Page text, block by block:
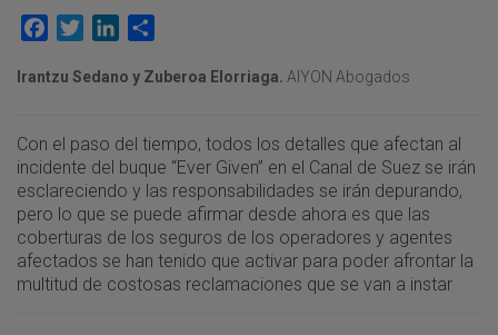
Facebook
TwitterLinkedIn
Irantzu Sedano y Zuberoa Elorriaga. AIYON Abogados
Con el paso del tiempo, todos los detalles que afectan al
incidente del buque “Ever Given” en el Canal de Suez se irán
esclareciendo y las responsabilidades se irán depurando,
pero lo que se puede afirmar desde ahora es que las
coberturas de los seguros de los operadores y agentes
afectados se han tenido que activar para poder afrontar la
multitud de costosas reclamaciones que se van a instar